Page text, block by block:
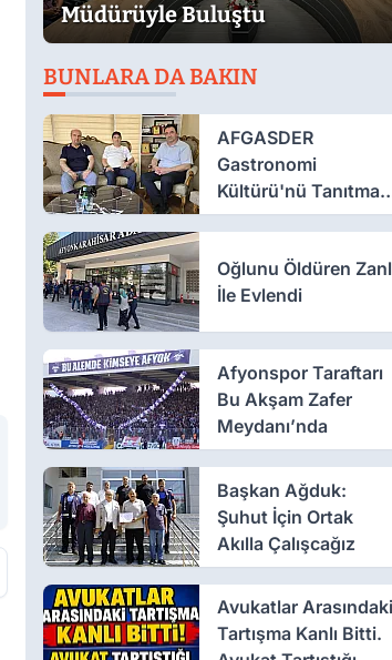
Müdürüyle Buluştu
BUNLARA DA BAKIN
AFGASDER
Gastronomi
Kültürü'nü Tanıtmak
İçin Çalışıyor
Oğlunu Öldüren
İle Evlendi
Afyonspor Taraftarı
Bu Akşam Zafer
Meydanı’nda
Başkan Ağduk:
Şuhut İçin Ortak
Akılla Çalışcağız
Avukatlar Arasındaki
Tartışma Kanlı Bitti.